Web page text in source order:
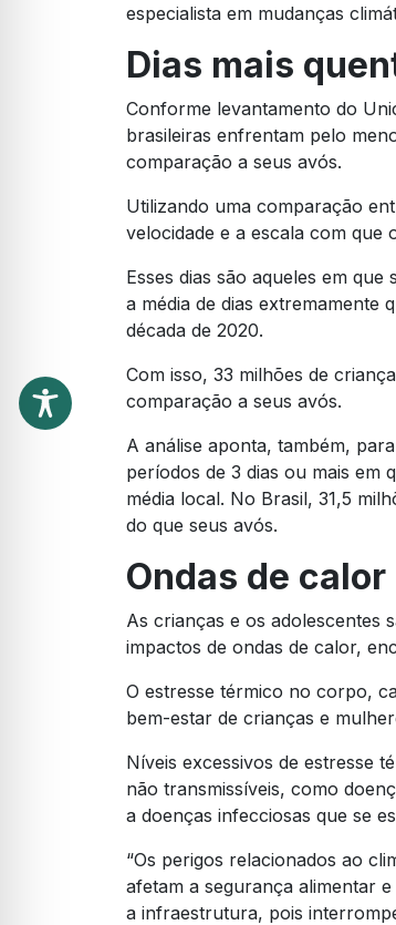
especialista em mudanças
Dias mais
Conforme levantamento do
brasileiras enfrentam pelo
comparação a seus avós.
Utilizando uma comparação
velocidade e a escala com que
Esses dias são aqueles em
a média de dias extremamente
década de 2020.
Com isso, 33 milhões de
comparação a seus avós.
A análise aponta, também,
períodos de 3 dias ou mais em
média local. No Brasil, 31,5
do que seus avós.
Ondas de calor
As crianças e os adolescentes
impactos de ondas de calor,
O estresse térmico no corpo,
bem-estar de crianças e
Níveis excessivos de estresse
não transmissíveis, como
a doenças infecciosas que se
“Os perigos relacionados ao
afetam a segurança alimentar
a infraestrutura, pois